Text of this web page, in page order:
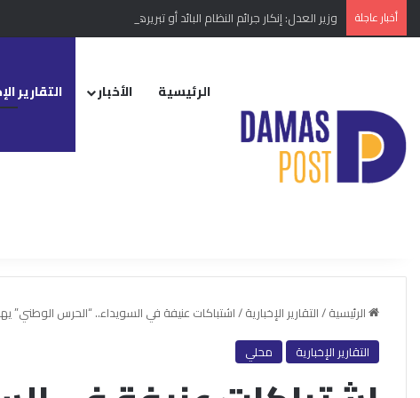
أخبار عاجلة وزير العدل: إنكار جرائم النظام البائد أو تبريرها مخالفة دستورية..
الرئيسية الأخبار التقارير
الرئيسية/التقارير الإخبارية/اشتباكات عنيفة في السويداء.. “الحرس الوطني”
التقارير الإخبارية
محلي